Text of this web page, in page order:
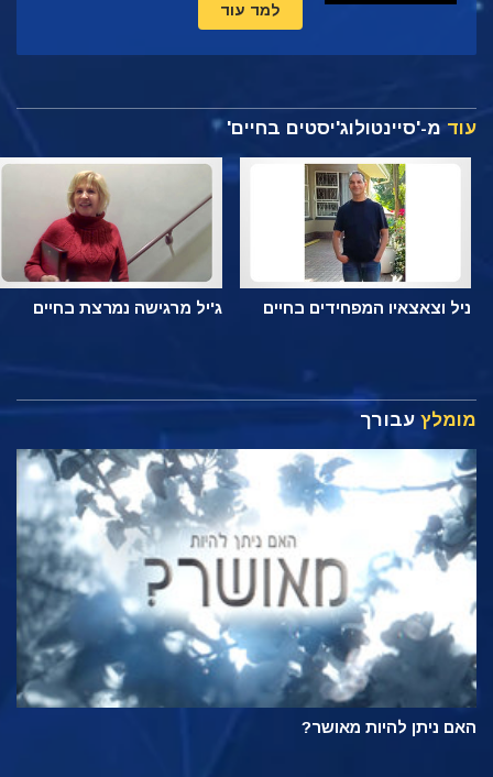
למד עוד
עוד מ-'סיינטולוג'יסטים בחיים'
ניל וצאצאיו המפחידים בחיים ג'יל מרגישה נמרצת בחיים
מומלץ עבורך
האם ניתן להיות מאושר?